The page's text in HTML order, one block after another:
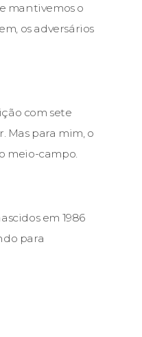
mantivemos o
os adversários
com sete
Mas para mim, o
meio-campo.
em 1986
para